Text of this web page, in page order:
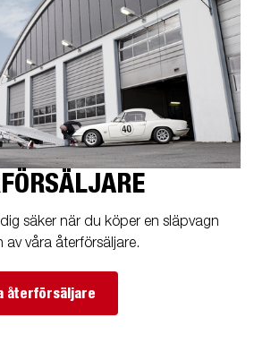
säker när du köper en släpvagn
av våra återförsäljare.
återförsäljare